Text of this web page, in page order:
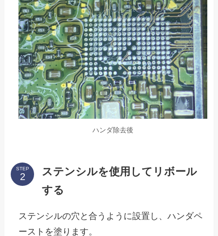
ハンダ除去後
STEP
ステンシルを使用してリボール
する
ステンシルの穴と合うように設置し、ハンダペ
ーストを塗ります。